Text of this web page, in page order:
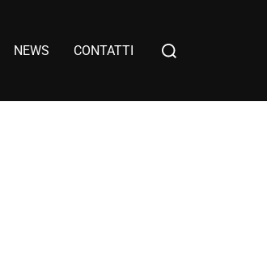
NEWS CONTATTI